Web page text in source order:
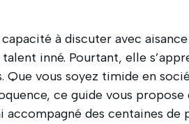
à discuter avec
inné. Pourtant, elle
Que vous soyez timide en
ce guide vous
accompagné des centaines